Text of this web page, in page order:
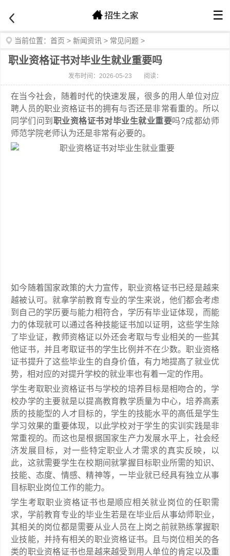
☰
当前位置： 首页 > 新闻资讯 > 常见问题 >
职业资格证书对毕业生就业重要吗
发布时间：2026-05-23 阅读：
在当今社会，随着时代的快速发展，很多的用人单位对应
聘人员的职业资格证书的拥有与否还是非常看重的。所以
同学们问到 职业资格证书对毕业生就业重要吗?成都幼师
师范学院老师认为还是非常有必要的。
如今随着国家政策的大力宣传，职业资格证书已经是越来
越被认可。就拿学前教育专业的学生来说，他们都会考虑
到自己的学历要与能力相符合，学历有毕业证体现，而能
力的体现就可以通过各种技能证书加以证明，这些学生除
了毕业证，教师资格证以外还会考取与专业相关的一些其
他证书，并且考取证书的学生比例并不在少数。职业资格
证书提升了这些毕业生的自身价值，有力地提高了就业优
势，相对应的对提升学校的就业率也有着一定的作用。
学生考取职业资格证书与学校的培养目标是相吻合的，学
校办学的主要就是以提高教育教学质量为中心，培养高素
质的技能型的人才目标的，学生的技能水平的高低是学生
学习效果的重要体现，以此学校对于学生的实训实践是非
常重视的。而这也是根据国家生产力发展水平上，社会经
济发展目标，对一些特定职业人才需求的真实反映，以
此，这就需要学生在校期间就掌握目标职业所需的知识、
技能、态度、情感、精神等，一毕业就已经具有独立从事
目标职业岗位工作的能力。
学生考取职业资格证书也是顺应相关就业岗位的任职需
求，学前教育专业的毕业生若是在毕业后从事幼师职业，
其相关的岗位都是需要从业人员在上岗之前就熟练掌握职
业技能，并持有相关的职业资格证书。且与岗位相关的各
类的职业资格证书也是越来越受到用人单位的肯定以及重